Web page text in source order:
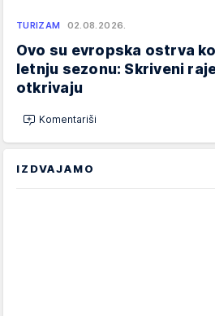
TURIZAM 02.08.2026.
Ovo su evropska ostrva
letnju sezonu: Skriveni
otkrivaju
Komentariši
IZDVAJAMO